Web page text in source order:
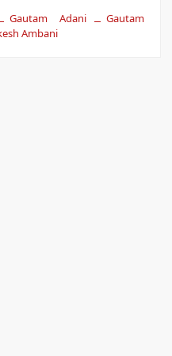
Gautam Adani
Gautam
Ambani